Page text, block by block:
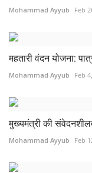
Mohammad Ayyub Feb
महतारी वंदन योजना:
Mohammad Ayyub Feb
मुख्यमंत्री की
Mohammad Ayyub Feb